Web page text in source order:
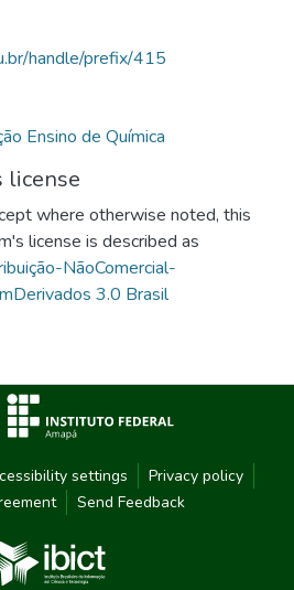
handle/prefix/415
Ensino de Química
license
where otherwise noted, this
license is described as
NãoComercial-
3.0 Brasil
settings
Privacy policy
Send Feedback